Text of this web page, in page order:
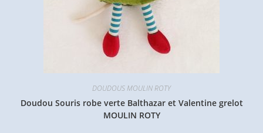
DOUDOUS MOULIN ROTY
Doudou Souris robe verte Balthazar et Valentine grelot
MOULIN ROTY